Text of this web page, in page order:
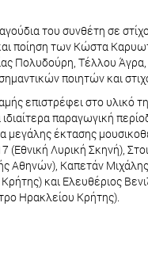
του συνθέτη σε
ποίηση των Κώστα
Πολυδούρη, Τέλλου Άγρα,
ποιητών και
επιστρέφει στο υλικό
παραγωγική
μεγάλης έκτασης
(Εθνική Λυρική Σκηνή),
Αθηνών), Καπετάν
και Ελευθέριος
Ηρακλείου Κρήτης).